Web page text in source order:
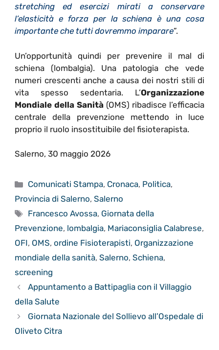
stretching ed esercizi mirati a conservare
l’elasticità e forza per la schiena è una cosa
importante che tutti dovremmo imparare”.
Un’opportunità quindi per prevenire il mal di
schiena (lombalgia). Una patologia che vede
numeri crescenti anche a causa dei nostri stili di
vita spesso sedentaria. L’Organizzazione
Mondiale della Sanità (OMS) ribadisce l’efficacia
centrale della prevenzione mettendo in luce
proprio il ruolo insostituibile del fisioterapista.
Salerno, 30 maggio 2026
Categorie
Comunicati Stampa, Cronaca, Politica,
Provincia di Salerno, Salerno
Tag
Francesco Avossa, Giornata della
Prevenzione, lombalgia, Mariaconsiglia Calabrese,
OFI, OMS, ordine Fisioterapisti, Organizzazione
mondiale della sanità, Salerno, Schiena,
screening
Appuntamento a Battipaglia con il Villaggio
della Salute
Giornata Nazionale del Sollievo all’Ospedale di
Oliveto Citra